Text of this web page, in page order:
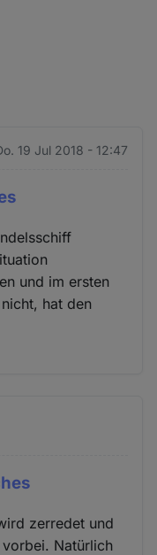
19 Jul 2018 - 12:47
und im ersten
hat den
zerredet und
Natürlich